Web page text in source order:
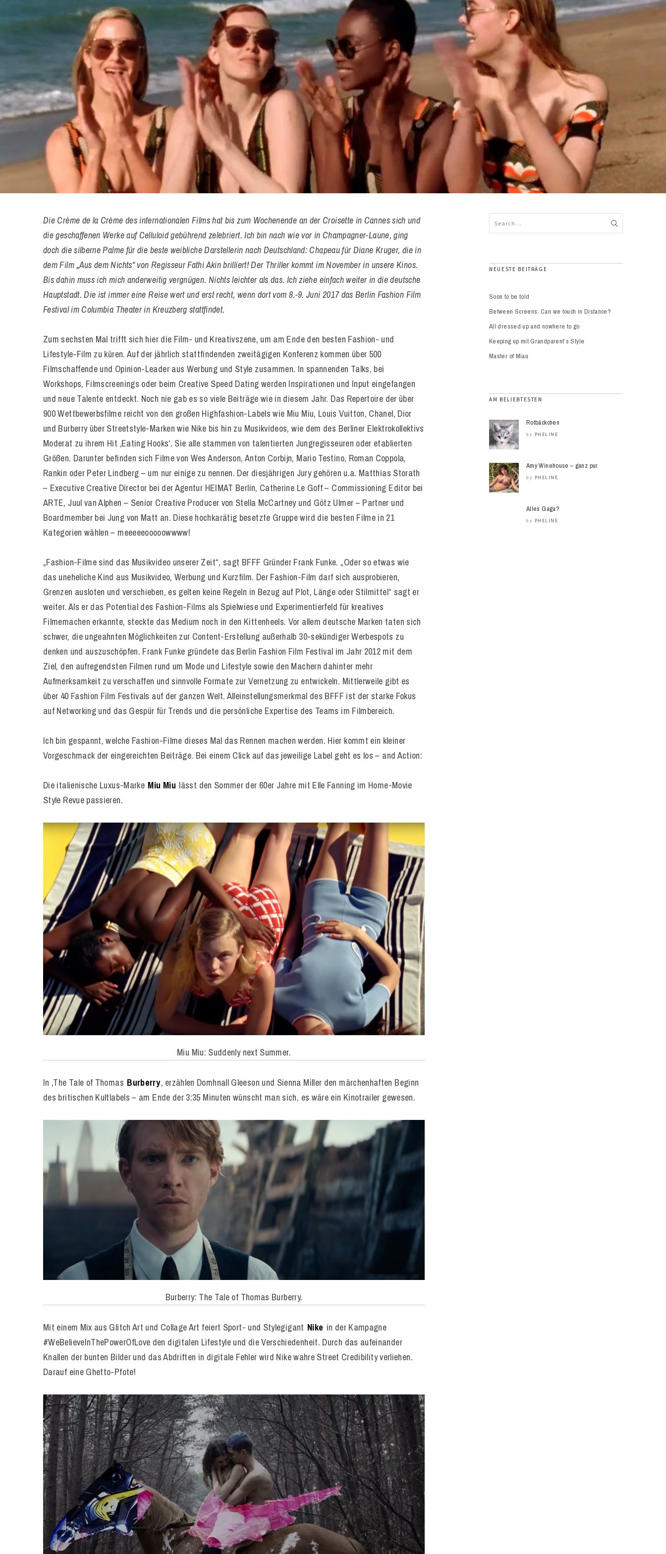
Die Crème de la Crème des internationalen Films hat bis zum Wochenende an der Croisette in Cannes sich und
die geschaffenen Werke auf Celluloid gebührend zelebriert. Ich bin nach wie vor in Champagner-Laune, ging
doch die silberne Palme für die beste weibliche Darstellerin nach Deutschland: Chapeau für Diane Kruger, die in
dem Film „Aus dem Nichts“ von Regisseur Fathi Akin brilliert! Der Thriller kommt im November in unsere Kinos.
Bis dahin muss ich mich anderweitig vergnügen. Nichts leichter als das. Ich ziehe einfach weiter in die deutsche
Hauptstadt. Die ist immer eine Reise wert und erst recht, wenn dort vom 8.-9. Juni 2017 das Berlin Fashion Film
Festival im Columbia Theater in Kreuzberg stattfindet.
Zum sechsten Mal trifft sich hier die Film- und Kreativszene, um am Ende den besten Fashion- und
Lifestyle-Film zu küren. Auf der jährlich stattfindenden zweitägigen Konferenz kommen über 500
Filmschaffende und Opinion-Leader aus Werbung und Style zusammen. In spannenden Talks, bei
Workshops, Filmscreenings oder beim Creative Speed Dating werden Inspirationen und Input eingefangen
und neue Talente entdeckt. Noch nie gab es so viele Beiträge wie in diesem Jahr. Das Repertoire der über
900 Wettbewerbsfilme reicht von den großen Highfashion-Labels wie Miu Miu, Louis Vuitton, Chanel, Dior
und Burberry über Streetstyle-Marken wie Nike bis hin zu Musikvideos, wie dem des Berliner Elektrokollektivs
Moderat zu ihrem Hit ‚Eating Hooks‘. Sie alle stammen von talentierten Jungregisseuren oder etablierten
Größen. Darunter befinden sich Filme von Wes Anderson, Anton Corbijn, Mario Testino, Roman Coppola,
Rankin oder Peter Lindberg – um nur einige zu nennen. Der diesjährigen Jury gehören u.a. Matthias Storath
– Executive Creative Director bei der Agentur HEIMAT Berlin, Catherine Le Goff – Commissioning Editor bei
ARTE, Juul van Alphen – Senior Creative Producer von Stella McCartney und Götz Ulmer – Partner und
Boardmember bei Jung von Matt an. Diese hochkarätig besetzte Gruppe wird die besten Filme in 21
Kategorien wählen – meeeeeooooowwww!
„Fashion-Filme sind das Musikvideo unserer Zeit“, sagt BFFF Gründer Frank Funke. „Oder so etwas wie
das uneheliche Kind aus Musikvideo, Werbung und Kurzfilm. Der Fashion-Film darf sich ausprobieren,
Grenzen ausloten und verschieben, es gelten keine Regeln in Bezug auf Plot, Länge oder Stilmittel“ sagt er
weiter. Als er das Potential des Fashion-Films als Spielwiese und Experimentierfeld für kreatives
Filmemachen erkannte, steckte das Medium noch in den Kittenheels. Vor allem deutsche Marken taten sich
schwer, die ungeahnten Möglichkeiten zur Content-Erstellung außerhalb 30-sekündiger Werbespots zu
denken und auszuschöpfen. Frank Funke gründete das Berlin Fashion Film Festival im Jahr 2012 mit dem
Ziel, den aufregendsten Filmen rund um Mode und Lifestyle sowie den Machern dahinter mehr
Aufmerksamkeit zu verschaffen und sinnvolle Formate zur Vernetzung zu entwickeln. Mittlerweile gibt es
über 40 Fashion Film Festivals auf der ganzen Welt. Alleinstellungsmerkmal des BFFF ist der starke Fokus
auf Networking und das Gespür für Trends und die persönliche Expertise des Teams im Filmbereich.
Ich bin gespannt, welche Fashion-Filme dieses Mal das Rennen machen werden. Hier kommt ein kleiner
Vorgeschmack der eingereichten Beiträge. Bei einem Click auf das jeweilige Label geht es los – and Action:
Die italienische Luxus-Marke Miu Miu lässt den Sommer der 60er Jahre mit Elle Fanning im Home-Movie
Style Revue passieren.
Miu Miu: Suddenly next Summer.
In ‚The Tale of Thomas Burberry‚ erzählen Domhnall Gleeson und Sienna Miller den märchenhaften Beginn
des britischen Kultlabels – am Ende der 3:35 Minuten wünscht man sich, es wäre ein Kinotrailer gewesen.
Burberry: The Tale of Thomas Burberry.
Mit einem Mix aus Glitch Art und Collage Art feiert Sport- und Stylegigant Nike in der Kampagne
#WeBelieveInThePowerOfLove den digitalen Lifestyle und die Verschiedenheit. Durch das aufeinander
Knallen der bunten Bilder und das Abdriften in digitale Fehler wird Nike wahre Street Credibility verliehen.
Darauf eine Ghetto-Pfote!
NEUESTE BEITRÄGE
Soon to be told
Between Screens: Can we touch in Distance?
All dressed up and nowhere to go
Keeping up mit Grandparent’s Style
Master of Miau
AM BELIEBTESTEN
Rotbäckchen
by PHELINE
Amy Winehouse – ganz pur
by PHELINE
Alles Gaga?
by PHELINE